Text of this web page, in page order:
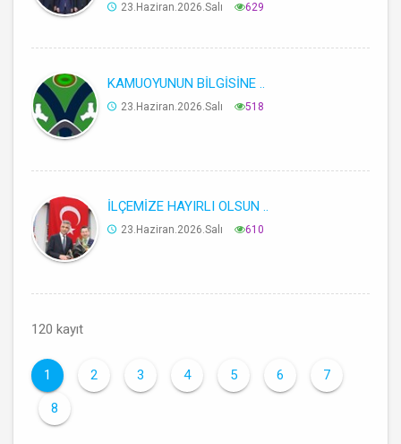
23.Haziran.2026.Salı 629
KAMUOYUNUN BİLGİSİNE ..
23.Haziran.2026.Salı 518
İLÇEMİZE HAYIRLI OLSUN ..
23.Haziran.2026.Salı 610
120 kayıt
1 2 3 4 5 6 7
8